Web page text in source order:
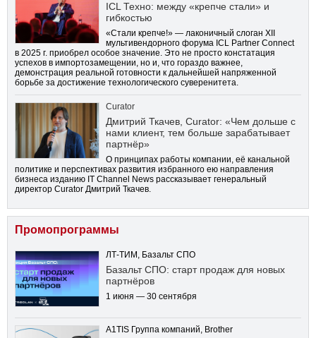
ICL Техно: между «крепче стали» и
гибкостью
«Стали крепче!» — лаконичный слоган XII
мультивендорного форума ICL Partner Connect
в 2025 г. приобрел особое значение. Это не просто констатация
успехов в импортозамещении, но и, что гораздо важнее,
демонстрация реальной готовности к дальнейшей напряженной
борьбе за достижение технологического суверенитета.
Curator
Дмитрий Ткачев, Curator: «Чем дольше с
нами клиент, тем больше зарабатывает
партнёр»
О принципах работы компании, её канальной
политике и перспективах развития избранного ею направления
бизнеса изданию IT Channel News рассказывает генеральный
директор Curator Дмитрий Ткачев.
Промопрограммы
ЛТ-ТИМ, Базальт СПО
Базальт СПО: старт продаж для новых
партнёров
1 июня — 30 сентября
A1TIS Группа компаний, Brother